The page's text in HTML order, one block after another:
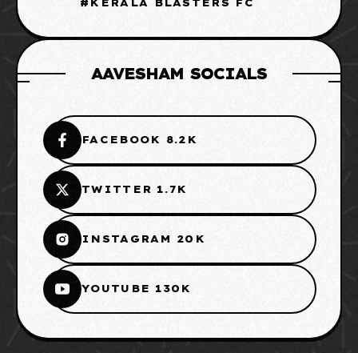
AAVESHAM SOCIALS
FACEBOOK 8.2K
TWITTER 1.7K
INSTAGRAM 20K
YOUTUBE 130K